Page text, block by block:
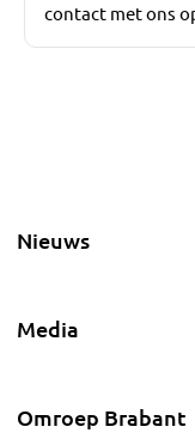
contact met ons
Nieuws
Media
Omroep Brabant